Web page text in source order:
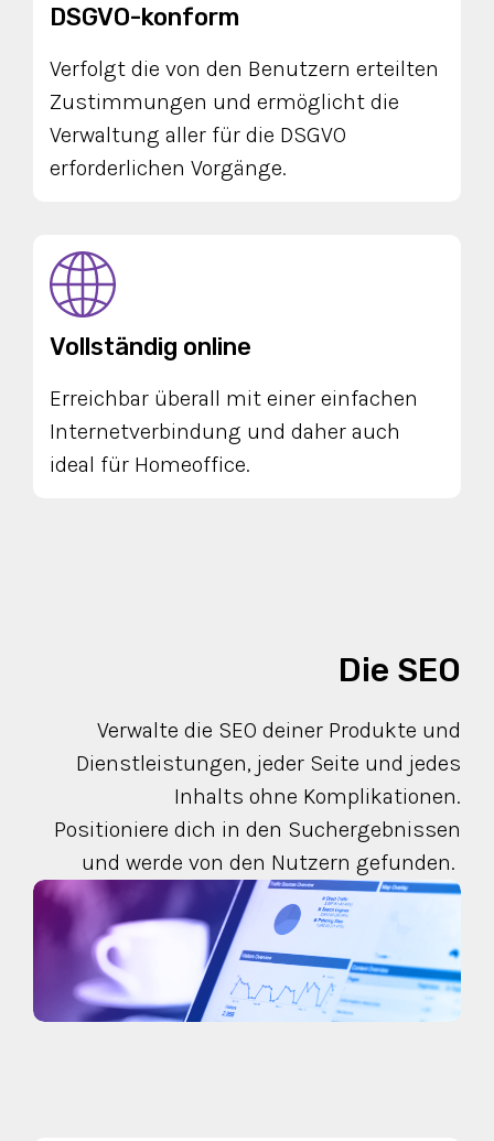
DSGVO-konform
Verfolgt die von den Benutzern erteilten
Zustimmungen und ermöglicht die
Verwaltung aller für die DSGVO
erforderlichen Vorgänge.
Vollständig online
Erreichbar überall mit einer einfachen
Internetverbindung und daher auch
ideal für Homeoffice.
Die SEO
Verwalte die SEO deiner Produkte und
Dienstleistungen, jeder Seite und jedes
Inhalts ohne Komplikationen.
Positioniere dich in den Suchergebnissen
und werde von den Nutzern gefunden.